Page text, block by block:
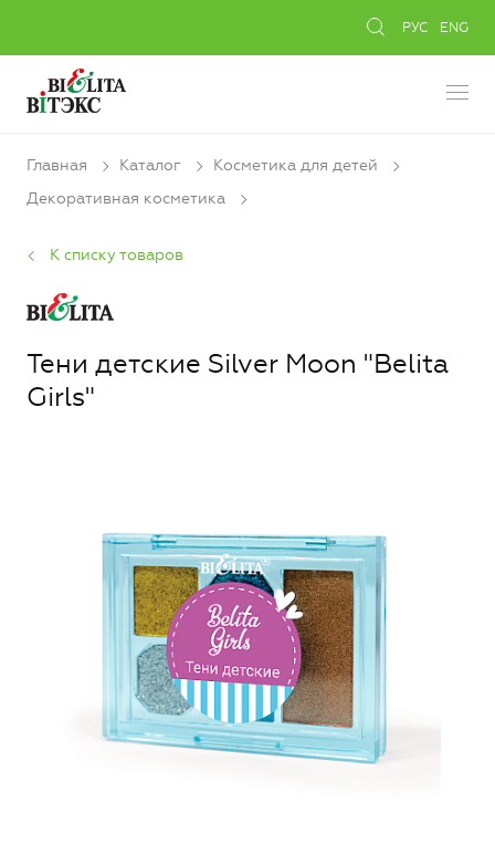
РУС ENG
Главная Каталог
Косметика для детей
Декоративная косметика
К списку товаров
Тени детские Silver Moon "Belita
Girls"